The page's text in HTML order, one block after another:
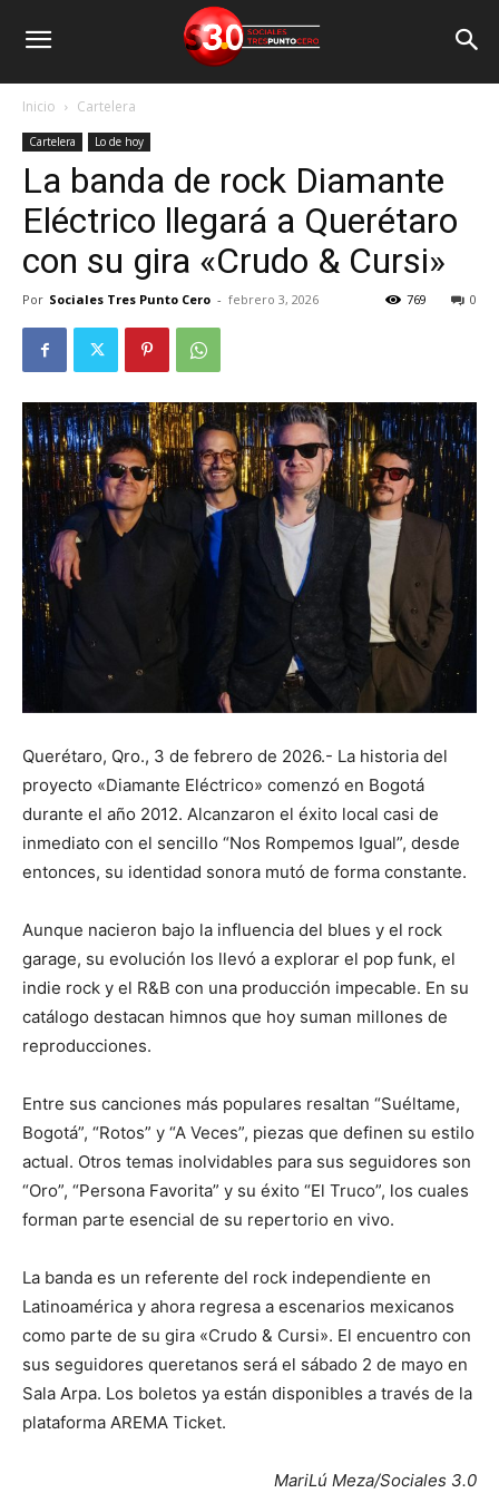
Inicio Cartelera
Cartelera Lo de hoy
La banda de rock Diamante
Eléctrico llegará a Querétaro
con su gira «Crudo & Cursi»
Por Sociales Tres Punto Cero - febrero 3, 2026 0
769
Querétaro, Qro., 3 de febrero de 2026.- La historia del
proyecto «Diamante Eléctrico» comenzó en Bogotá
durante el año 2012. Alcanzaron el éxito local casi de
inmediato con el sencillo “Nos Rompemos Igual”, desde
entonces, su identidad sonora mutó de forma constante.
Aunque nacieron bajo la influencia del blues y el rock
garage, su evolución los llevó a explorar el pop funk, el
indie rock y el R&B con una producción impecable. En su
catálogo destacan himnos que hoy suman millones de
reproducciones.
Entre sus canciones más populares resaltan “Suéltame,
Bogotá”, “Rotos” y “A Veces”, piezas que definen su estilo
actual. Otros temas inolvidables para sus seguidores son
“Oro”, “Persona Favorita” y su éxito “El Truco”, los cuales
forman parte esencial de su repertorio en vivo.
La banda es un referente del rock independiente en
Latinoamérica y ahora regresa a escenarios mexicanos
como parte de su gira «Crudo & Cursi». El encuentro con
sus seguidores queretanos será el sábado 2 de mayo en
Sala Arpa. Los boletos ya están disponibles a través de la
plataforma AREMA Ticket.
MariLú Meza/Sociales 3.0